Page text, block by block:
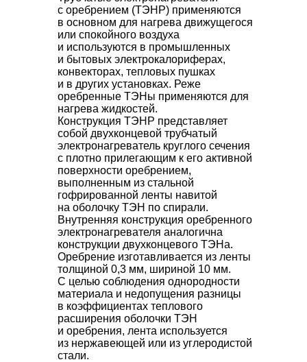
с оребрением (ТЭНР) применяются
в основном для нагрева движущегося
или спокойного воздуха
и используются в промышленных
и бытовых электрокалориферах,
конвекторах, тепловых пушках
и в других установках. Реже
оребренные ТЭНы применяются для
нагрева жидкостей.
Конструкция ТЭНР представляет
собой двухконцевой трубчатый
электронагреватель круглого сечения
с плотно прилегающим к его активной
поверхности оребрением,
выполненным из стальной
гофрированной ленты навитой
на оболочку ТЭН по спирали.
Внутренняя конструкция оребренного
электронагревателя аналогична
конструкции двухконцевого ТЭНа.
Оребрение изготавливается из ленты
толщиной 0,3 мм, шириной 10 мм.
С целью соблюдения однородности
материала и недопущения разницы
в коэффициентах теплового
расширения оболочки ТЭН
и оребрения, лента используется
из нержавеющей или из углеродистой
стали.